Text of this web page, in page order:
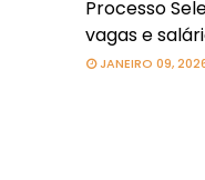
Processo
vagas e
JANEIRO 09,